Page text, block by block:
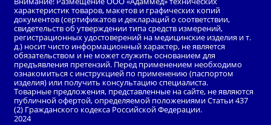
характеристик товаров, макетов и графических копий
документов (сертификатов и деклараций о соответствии,
свидетельств об утверждении типа средств измерений,
регистрационных удостоверений на медицинские изделия и т.
д.) носит чисто информационный характер, не является
обязательством и не может служить основанием для
предъявления претензий. Перед применением необходимо
ознакомиться с инструкцией по применению (паспортом
изделия) или получить консультацию специалиста.
Товарные предложения, представленные на сайте, не являются
публичной офертой, определяемой положениями Статьи 437
(2) Гражданского кодекса Российской Федерации.
2024